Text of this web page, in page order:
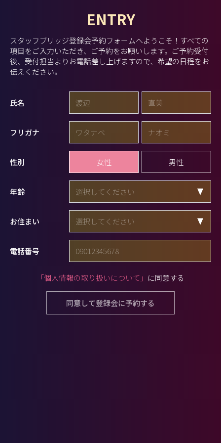
ENTRY
スタッフブリッジ登録会予約フォームへようこそ！ すべての
項目をご入力いただき、ご予約をお願いします。 ご予約受付
後、受付担当よりお電話差し上げますので、希望の日程をお
伝えください。
氏名
フリガナ
性別 女性 男性
年齢
お住まい
電話番号
「個人情報の取り扱いについて」 に同意する
同意して登録会に予約する